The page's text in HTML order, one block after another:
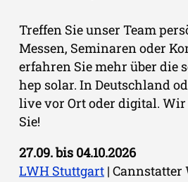
Treffen Sie unser Team
Messen, Seminaren oder
erfahren Sie mehr über die
hep solar. In Deutschland
live vor Ort oder digital.
Sie!
27.09. bis 04.10.2026
LWH Stuttgart | Cannstatter